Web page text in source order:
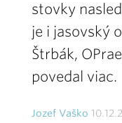
stovky
je i jasovský
Štrbák,
povedal viac.
Jozef Vaško